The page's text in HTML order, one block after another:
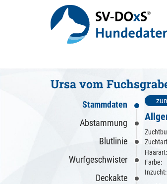
Ursa vom
Stammdaten
Abstammung
Blutlinie
Wurfgeschwister
Deckakte
Haarart:
Farbe:
Inzucht: